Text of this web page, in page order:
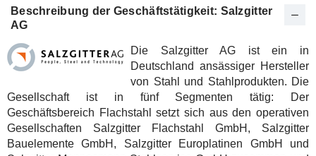
Beschreibung der Geschäftstätigkeit: Salzgitter
AG
Die Salzgitter AG ist ein in
Deutschland ansässiger Hersteller
von Stahl und Stahlprodukten. Die
Gesellschaft ist in fünf Segmenten tätig: Der
Geschäftsbereich Flachstahl setzt sich aus den operativen
Gesellschaften Salzgitter Flachstahl GmbH, Salzgitter
Bauelemente GmbH, Salzgitter Europlatinen GmbH und